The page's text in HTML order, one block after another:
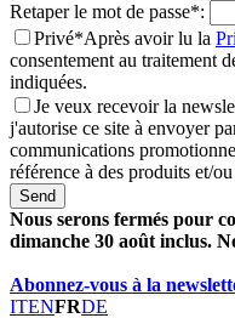
Retaper le mot de passe*:
Privé*Après avoir lu la
consentement au traitement
indiquées.
Je veux recevoir la
j'autorise ce site à envoyer
communications
référence à des produits et/
Send
Nous serons fermés pour
dimanche 30 août inclus.
Abonnez-vous à la
ITENFRDE